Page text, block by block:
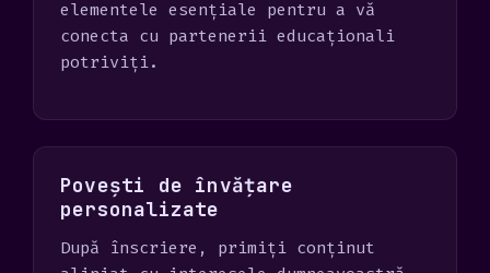
elementele esențiale pentru a vă
conecta cu partenerii educaționali
potriviți.
Povești de învățare
personalizate
După înscriere, primiți conținut